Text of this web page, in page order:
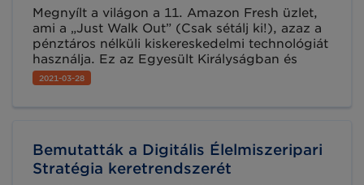
Megnyílt a világon a 11. Amazon Fresh üzlet,
ami a „Just Walk Out” (Csak sétálj ki!), azaz a
pénztáros nélküli kiskereskedelmi technológiát
használja. Ez az Egyesült Királyságban és
Európában az első ilyen áruház.
2021-03-28
Bemutatták a Digitális Élelmiszeripari
Stratégia keretrendszerét